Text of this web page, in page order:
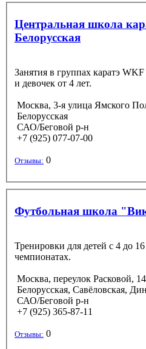
Центральная школа
Белорусская
Занятия в группах каратэ
и девочек от 4 лет.
Москва, 3-я улица Ямского
Белорусская
САО/Беговой р-н
+7 (925) 077-07-00
Отзывы: 0
Футбольная школа
Тренировки для детей с 4 до
чемпионатах.
Москва, переулок Расковой,
Белорусская, Савёловская,
САО/Беговой р-н
+7 (925) 365-87-11
Отзывы: 0